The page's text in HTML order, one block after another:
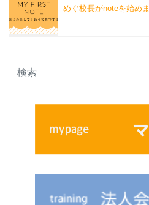
めぐ校長がnoteを始め